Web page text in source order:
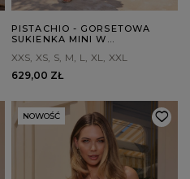
PISTACHIO - GORSETOWA
SUKIENKA MINI W
XXS XS S M L XL
XXL
629,00 ZŁ
NOWOŚĆ